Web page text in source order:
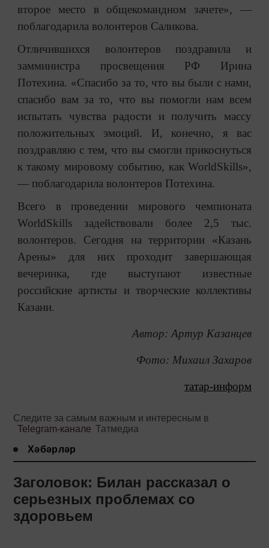
второе место в общекомандном зачете», —
поблагодарила волонтеров Саликова.
Отличившихся волонтеров поздравила и
замминистра просвещения РФ Ирина
Потехина. «Спасибо за то, что вы были с нами,
спасибо вам за то, что вы помогли нам всем
испытать чувства радости и получить массу
положительных эмоций. И, конечно, я вас
поздравляю с тем, что вы смогли прикоснуться
к такому мировому событию, как WorldSkills»,
— поблагодарила волонтеров Потехина.
Всего в проведении мирового чемпионата
WorldSkills задействовали более 2,5 тыс.
волонтеров. Сегодня на территории «Казань
Арены» для них проходит завершающая
вечеринка, где выступают известные
российские артисты и творческие коллективы
Казани.
Автор: Артур Казанцев
Фото: Михаил Захаров
татар-информ
Следите за самым важным и интересным в
Telegram-канале Татмедиа
Хәбәрләр
Заголовок: Билан рассказал о
серьезных проблемах со
здоровьем